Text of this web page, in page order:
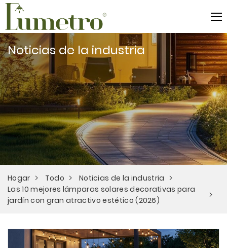
Noticias de la industria
Hogar Todo
Noticias de la industria
Las 10 mejores lámparas solares decorativas para
jardín con gran atractivo estético (2026)